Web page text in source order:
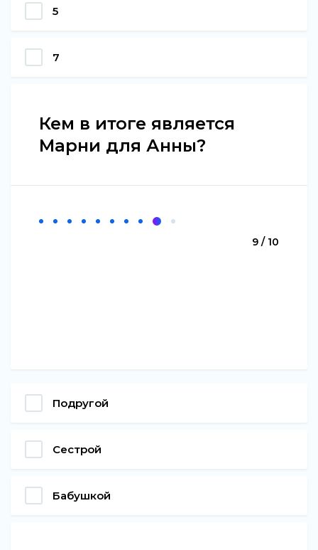
5
7
Кем в итоге является
Марни для Анны?
9 / 10
Подругой
Сестрой
Бабушкой